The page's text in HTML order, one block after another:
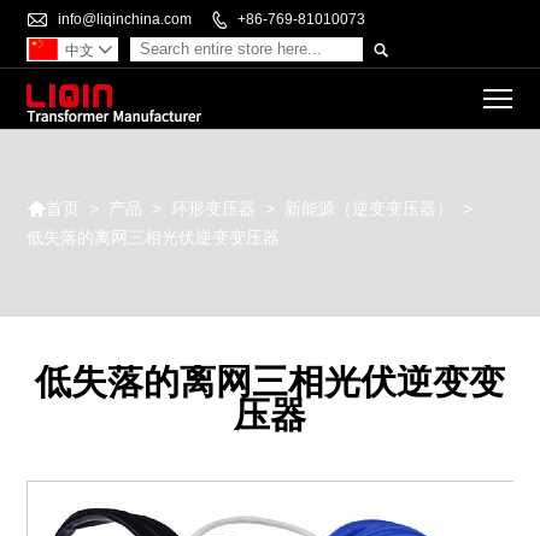
 info@liqinchina.com  +86-769-81010073

中文 
首页 > 产品 > 环形变压器 > 新能源（逆变变压器）
>
低失落的离网三相光伏逆变变压器
低失落的离网三相光伏逆变变
压器